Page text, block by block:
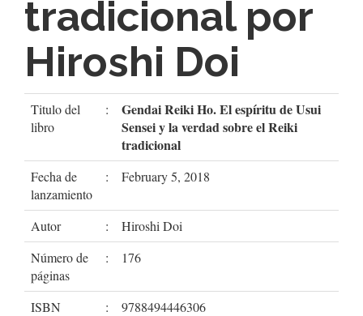
tradicional por
Hiroshi Doi
Titulo del
libro
:
Gendai Reiki Ho. El espíritu de Usui
Sensei y la verdad sobre el Reiki
tradicional
Fecha de
lanzamiento
: February 5, 2018
Autor :
Hiroshi Doi
Número de
páginas
: 176
ISBN :
9788494446306